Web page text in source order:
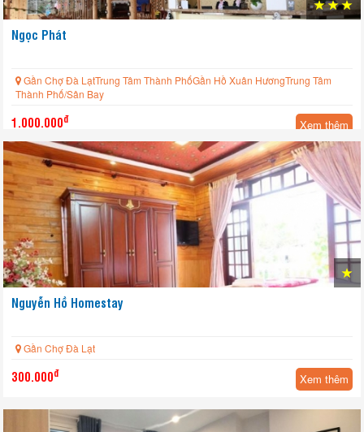
Ngọc Phát
Gần Chợ Đà LạtTrung Tâm Thành PhốGần Hồ Xuân HươngTrung Tâm
Thành Phố/Sân Bay
1.000.000đ Xem thêm
Nguyễn Hồ Homestay
Gần Chợ Đà Lạt
300.000đ Xem thêm